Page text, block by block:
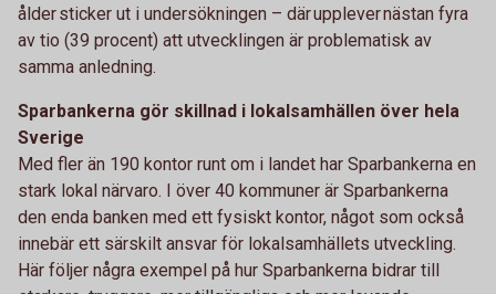
ålder sticker ut i undersökningen – där upplever nästan fyra
av tio (39 procent) att utvecklingen är problematisk av
samma anledning.
Sparbankerna gör skillnad i lokalsamhällen över hela
Sverige
Med fler än 190 kontor runt om i landet har Sparbankerna en
stark lokal närvaro. I över 40 kommuner är Sparbankerna
den enda banken med ett fysiskt kontor, något som också
innebär ett särskilt ansvar för lokalsamhällets utveckling.
Här följer några exempel på hur Sparbankerna bidrar till